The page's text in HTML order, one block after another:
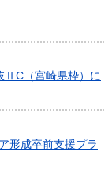
ⅡC（宮崎県枠）に
形成卒前支援プラ